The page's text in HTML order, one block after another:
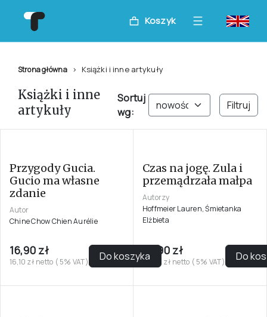
Koszyk
Strona główna Książki i inne artykuły
Książki i inne
artykuły
Sortuj
wg:
Filtruj
Przygody Gucia.
Gucio ma własne
zdanie
Autor
Chine Chow Chien Aurélie
16,90 zł
16,10 zł netto ( 5% VAT) Do koszyka
Czas na jogę. Zula i
przemądrzała małpa
Autorzy
Hoffmeier Lauren, Śmietanka
Elżbieta
34,90 zł
33,24 zł netto ( 5% VAT) Do